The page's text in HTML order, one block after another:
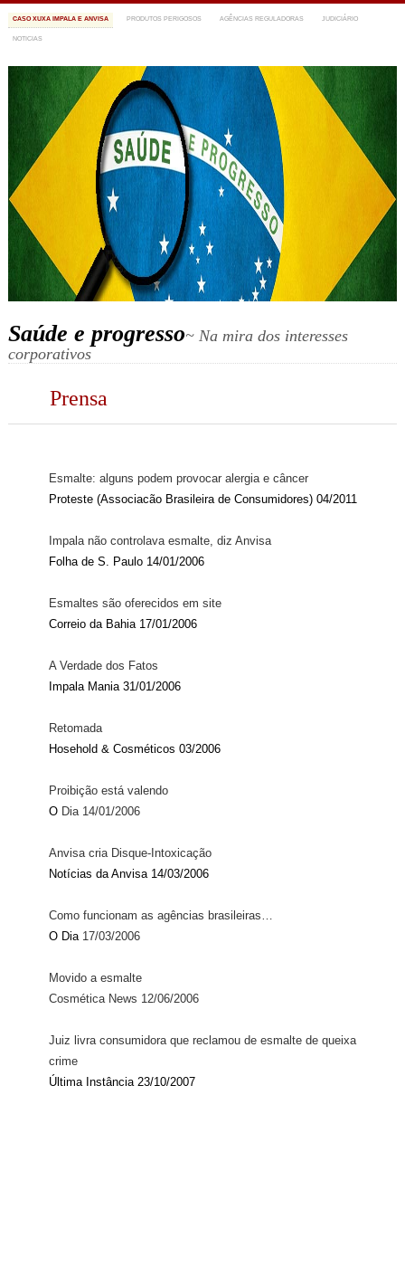
CASO XUXA IMPALA E ANVISA PRODUTOS PERIGOSOS AGÊNCIAS REGULADORAS JUDICIÁRIO
NOTICIAS
Saúde e progresso~ Na mira dos interesses
corporativos
Prensa
Esmalte: alguns podem provocar alergia e câncer
Proteste (Associacão Brasileira de Consumidores) 04/2011
Impala não controlava esmalte, diz Anvisa
Folha de S. Paulo 14/01/2006
Esmaltes são oferecidos em site
Correio da Bahia 17/01/2006
A Verdade dos Fatos
Impala Mania 31/01/2006
Retomada
Hosehold & Cosméticos 03/2006
Proibição está valendo
O Dia 14/01/2006
Anvisa cria Disque-Intoxicação
Notícias da Anvisa 14/03/2006
Como funcionam as agências brasileiras…
O Dia17/03/2006
Movido a esmalte
Cosmética News 12/06/2006
Juiz livra consumidora que reclamou de esmalte de queixa
crime
Última Instância 23/10/2007